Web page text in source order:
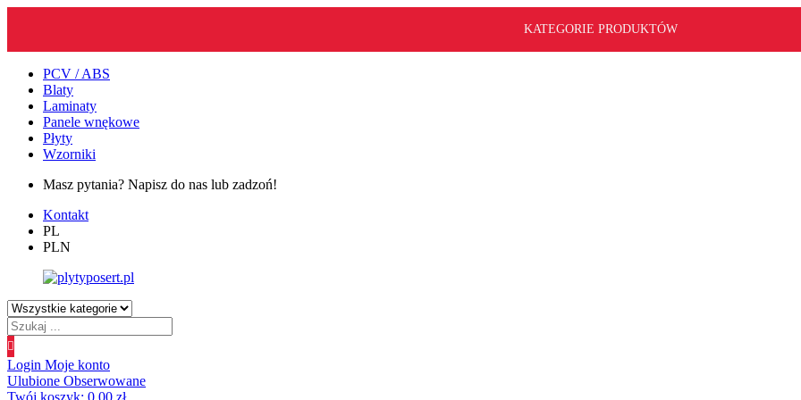
KATEGORIE PRODUKTÓW
PCV / ABS
Blaty
Laminaty
Panele wnękowe
Płyty
Wzorniki
Masz pytania? Napisz do nas lub zadzoń!
Kontakt
PL
PLN
Wyszukiwanie
produktów
Login Moje konto
Ulubione Obserwowane
Twój koszyk: 0.00 zł